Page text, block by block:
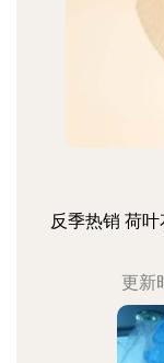
反季热销 荷
更新